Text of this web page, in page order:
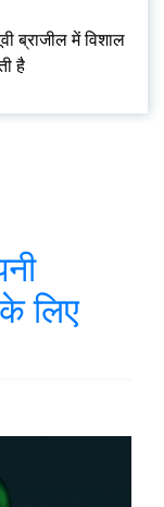
ब्राजील में विशाल
है
लिए